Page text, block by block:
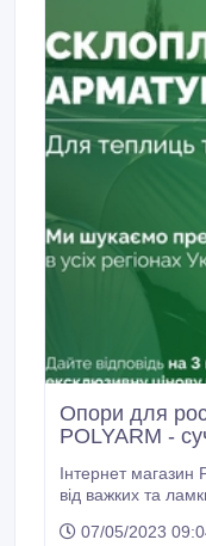
Опори для
POLYARM -
Інтернет магазин
від важких та
композитних
07/05/2023